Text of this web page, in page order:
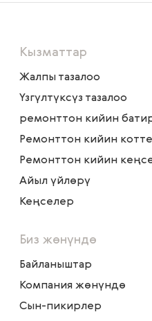
Кызматтар
Жалпы тазалоо
Үзгүлтүксүз тазалоо
ремонттон кийин
Ремонттон кийин
Ремонттон кийин
Айыл үйлөрү
Кеңселер
Биз жөнүндө
Байланыштар
Компания жөнүндө
Сын-пикирлер